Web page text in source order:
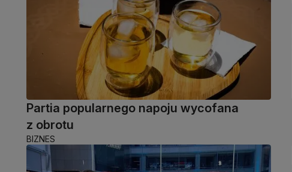
Partia popularnego napoju wycofana
z obrotu
BIZNES